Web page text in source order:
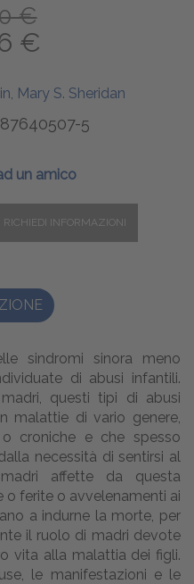
€
€
Mary S. Sheridan
5
un amico
sindromi sinora meno
di abusi infantili.
questi tipi di abusi
malattie di vario genere,
croniche e che spesso
necessità di sentirsi al
affette da questa
ferite o avvelenamenti ai
a indurne la morte, per
il ruolo di madri devote
vita alla malattia dei figli.
le manifestazioni e le